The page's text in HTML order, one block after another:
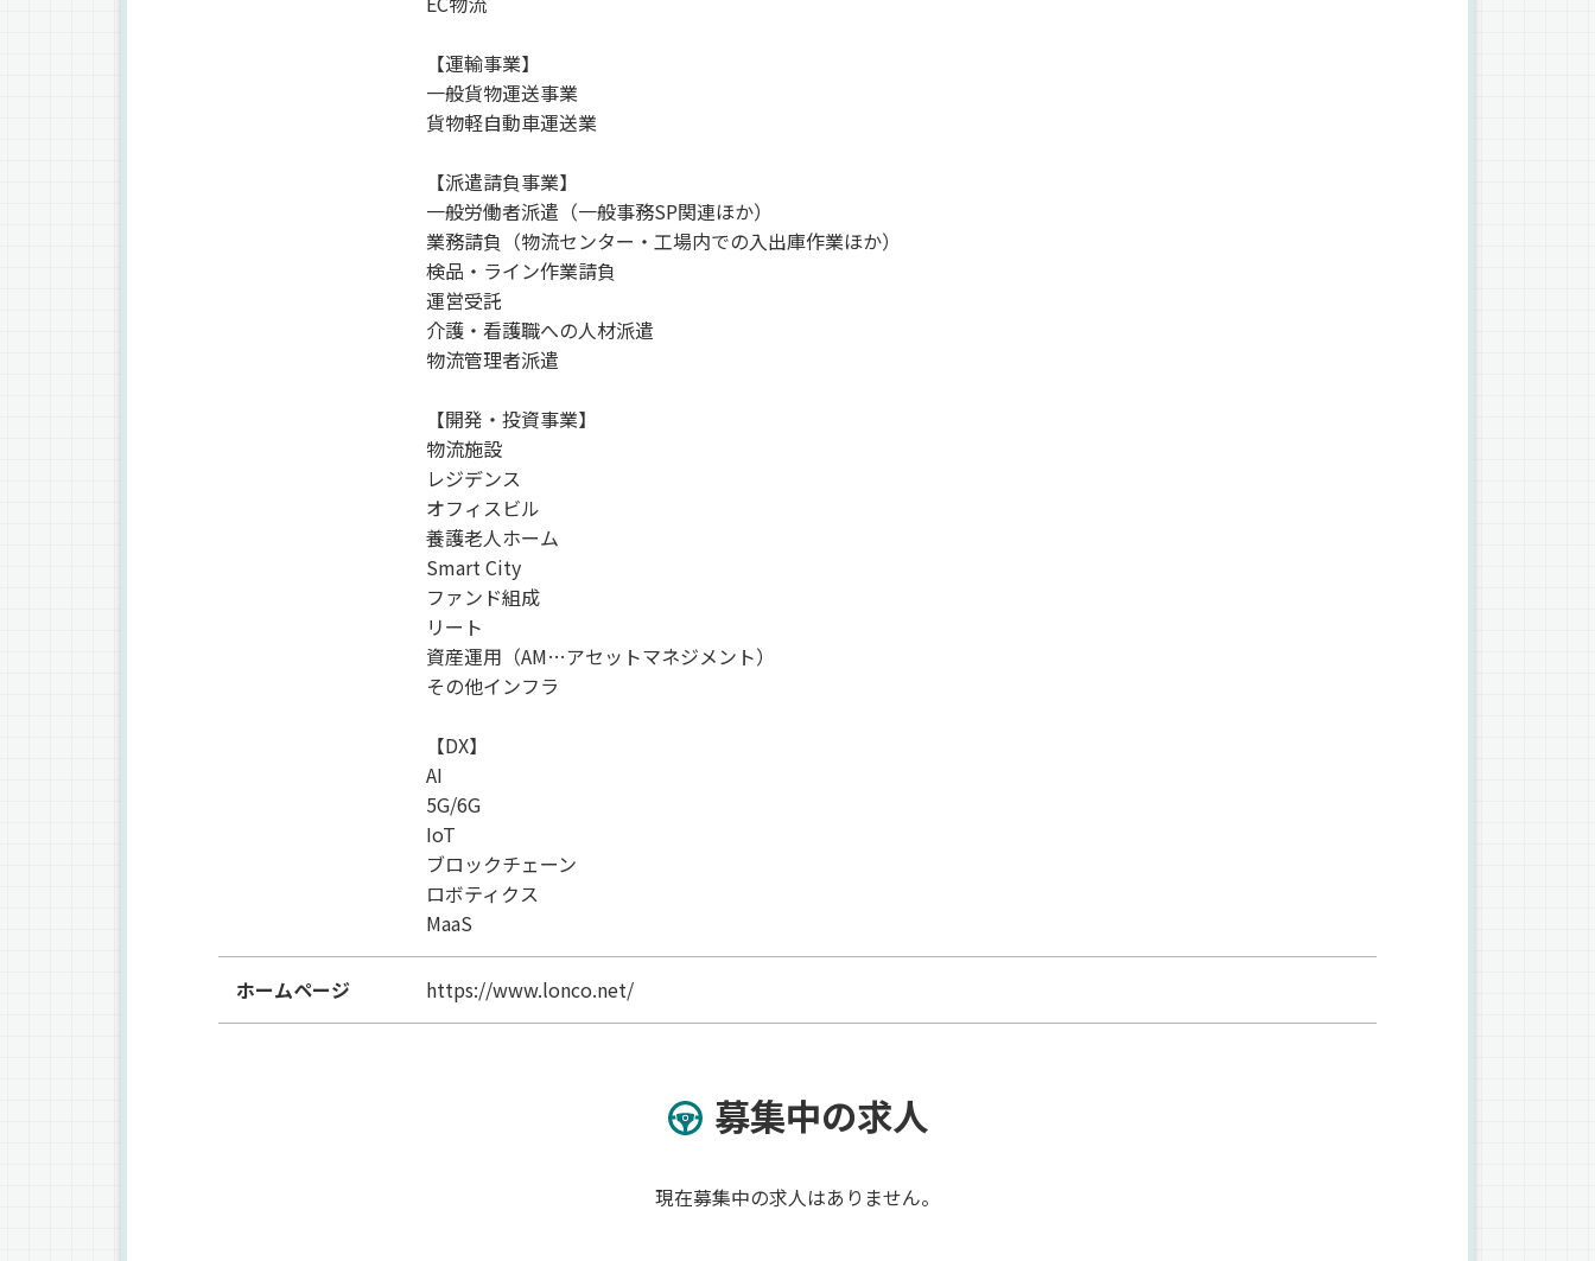
【運輸事業】
一般貨物運送事業
貨物軽自動車運送業
【派遣請負事業】
一般労働者派遣（一般事務SP関連ほか）
業務請負（物流センター・工場内での入出庫作業ほか）
検品・ライン作業請負
運営受託
介護・看護職への人材派遣
物流管理者派遣
【開発・投資事業】
物流施設
レジデンス
オフィスビル
養護老人ホーム
Smart City
ファンド組成
リート
資産運用（AM…アセットマネジメント）
その他インフラ
【DX】
AI
5G/6G
IoT
ブロックチェーン
ロボティクス
MaaS
ホームページ https://www.lonco.net/
募集中の求人
現在募集中の求人はありません。